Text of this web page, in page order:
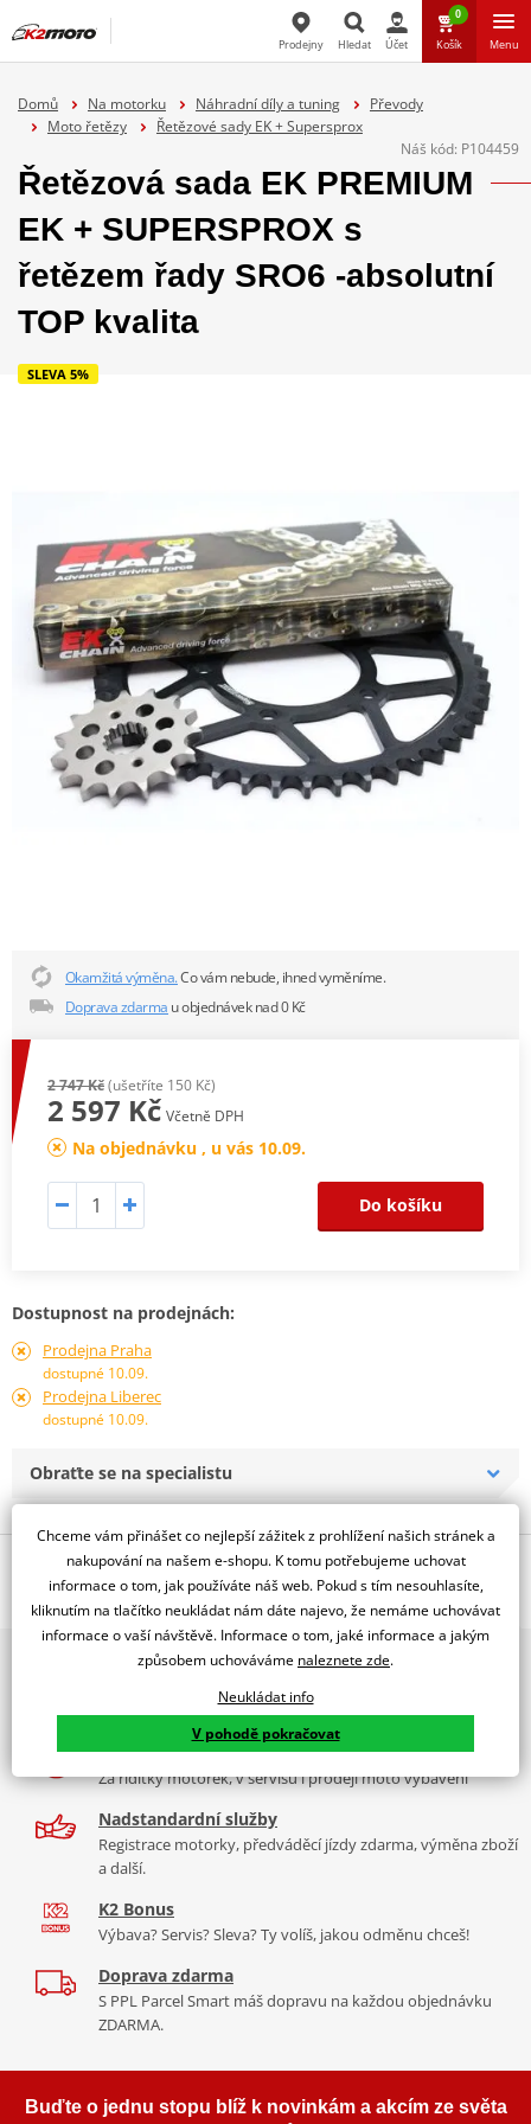
Prodejny Hledat Účet
0
Košík Menu
Domů Na motorku Náhradní díly a tuning
Převody
Moto řetězy
Řetězové sady EK + Supersprox
Náš kód: P104459
Řetězová sada EK PREMIUM
EK + SUPERSPROX s
řetězem řady SRO6 -absolutní
TOP kvalita
SLEVA 5%
Okamžitá výměna.Co vám nebude, ihned vyměníme.
Doprava zdarma u objednávek nad 0 Kč
2 747 Kč(ušetříte 150 Kč)
2 597 Kč Včetně DPH
Na objednávku , u vás 10.09.
Do košíku
Dostupnost na prodejnách:
Prodejna Praha
dostupné 10.09.
Prodejna Liberec
dostupné 10.09.
Obraťte se na specialistu
Popis a parametry
Jsme autorizovaný
dealer značky EK + SUPERSPROX
Řetězová sada - Řetěz EK, řada SRO6, těsněný O-kroužkem.
Ocelové kolečko a rozeta SUPERSPROX.
Řetěz 520 SRO6
pádem je nejvhodnější pro úzká vodítka řetězů sportovních endur
nebo motokrosek. Je zároveň nejlehčí a nejpevnější a jako jediný
na trhu má ZST.
KTM 390 Duke, Honda CB 500 F, Yamaha R3
Kvalitní O-kroužkový řetěz sedí na podobné motorky jako DEX
řada, ale větší kubatury. Je vyroben z o něco kvalitnějších
2x multibrand showroom
9 značek motocyklů, servis, oblečení, doplňky i náhradní
díly, to vše v Praze a Liberci
Více než 30 let zkušeností
Za řídítky motorek, v servisu i prodeji moto vybavení
Nadstandardní služby
Registrace motorky, předváděcí jízdy zdarma, výměna zboží
a další.
K2 Bonus
Výbava? Servis? Sleva? Ty volíš, jakou odměnu chceš!
Doprava zdarma
S PPL Parcel Smart máš dopravu na každou objednávku
ZDARMA.
Buďte o jednu stopu blíž k novinkám a akcím ze světa
Chceme vám přinášet co nejlepší zážitek z prohlížení našich stránek a
nakupování na našem e-shopu. K tomu potřebujeme uchovat
informace o tom, jak používáte náš web. Pokud s tím nesouhlasíte,
kliknutím na tlačítko neukládat nám dáte najevo, že nemáme uchovávat
informace o vaší návštěvě. Informace o tom, jaké informace a jakým
způsobem uchováváme naleznete zde.
Neukládat info
V pohodě pokračovat